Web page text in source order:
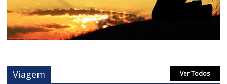
Viagem Ver Todos